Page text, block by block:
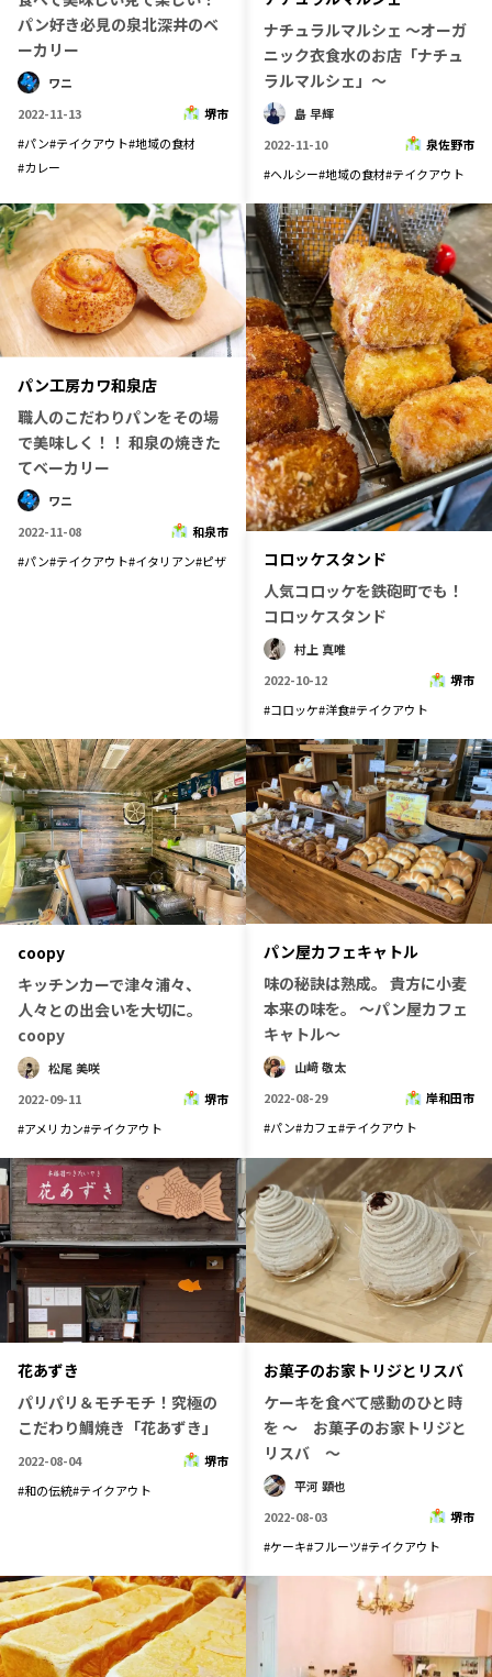
パン好き必見の泉北深井のベ
ーカリー
ワニ
2022-11-13
堺市
#パン#テイクアウト#地域の食材
#カレー
ナチュラルマルシェ ～オーガ
ニック衣食水のお店「ナチュ
ラルマルシェ」～
島 早輝
2022-11-10
泉佐野市
#ヘルシー#地域の食材#テイクアウト
パン工房カワ和泉店
職人のこだわりパンをその場
で美味しく！！ 和泉の焼きた
てベーカリー
ワニ
2022-11-08
和泉市
#パン#テイクアウト#イタリアン#ピザ
コロッケスタンド
人気コロッケを鉄砲町でも！
コロッケスタンド
村上 真唯
2022-10-12
堺市
#コロッケ#洋食#テイクアウト
coopy
キッチンカーで津々浦々、
人々との出会いを大切に。
coopy
松尾 美咲
2022-09-11
堺市
#アメリカン#テイクアウト
パン屋カフェキャトル
味の秘訣は熟成。 貴方に小麦
本来の味を。 ～パン屋カフェ
キャトル～
山﨑 敬太
2022-08-29
岸和田市
#パン#カフェ#テイクアウト
花あずき
パリパリ＆モチモチ！究極の
こだわり鯛焼き「花あずき」
2022-08-04
堺市
#和の伝統#テイクアウト
お菓子のお家トリジとリスバ
ケーキを食べて感動のひと時
を 〜 お菓子のお家トリジと
リスバ 〜
平河 顕也
2022-08-03
堺市
#ケーキ#フルーツ#テイクアウト